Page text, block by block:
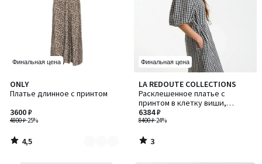
Финальная цена
ONLY
Платье длинное с принтом
4800 ₽-25%
3600 ₽
4,5
/ 5
Количество
цветов:
2
4,5
/
Финальная цена
LA REDOUTE COLLECTIONS
Расклешенное платье c
принтом в клетку виши,
короткие рукава-баллоны
8400 ₽-24%
6384 ₽
3
/
5
3
/